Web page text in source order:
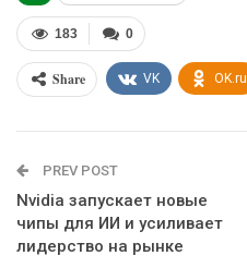
0
183
Share VK OK.ru
PREV POST
Nvidia запускает новые
чипы для ИИ и усиливает
лидерство на рынке